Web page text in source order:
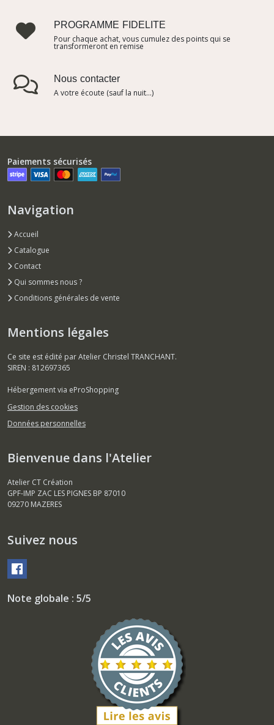
PROGRAMME FIDELITE
Pour chaque achat, vous cumulez des points qui se
transformeront en remise
Nous contacter
A votre écoute (sauf la nuit...)
Paiements sécurisés
Navigation
Accueil
Catalogue
Contact
Qui sommes nous ?
Conditions générales de vente
Mentions légales
Ce site est édité par Atelier Christel TRANCHANT.
SIREN : 812697365
Hébergement via eProShopping
Gestion des cookies
Données personnelles
Bienvenue dans l'Atelier
Atelier CT Création
GPF-IMP ZAC LES PIGNES BP 87010
09270 MAZERES
Suivez nous
Note globale : 5/5